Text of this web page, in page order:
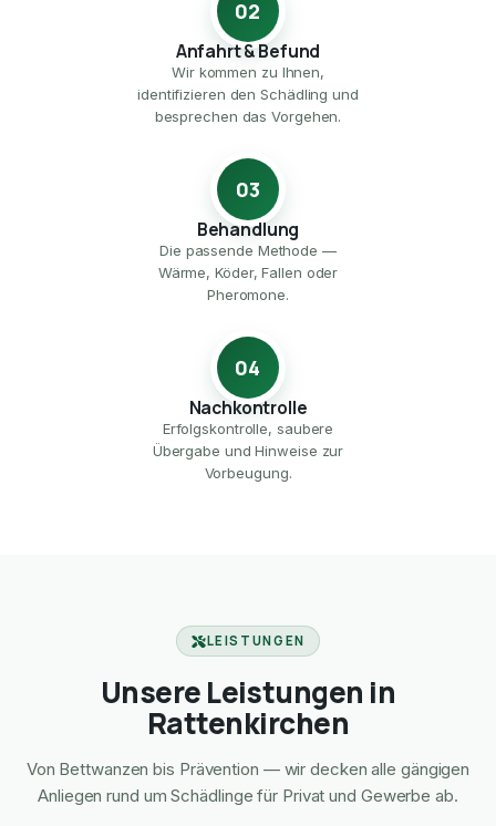
02
Anfahrt & Befund
Wir kommen zu Ihnen,
identifizieren den Schädling und
besprechen das Vorgehen.
03
Behandlung
Die passende Methode —
Wärme, Köder, Fallen oder
Pheromone.
04
Nachkontrolle
Erfolgskontrolle, saubere
Übergabe und Hinweise zur
Vorbeugung.
LEISTUNGEN
Unsere Leistungen in
Rattenkirchen
Von Bettwanzen bis Prävention — wir decken alle gängigen
Anliegen rund um Schädlinge für Privat und Gewerbe ab.